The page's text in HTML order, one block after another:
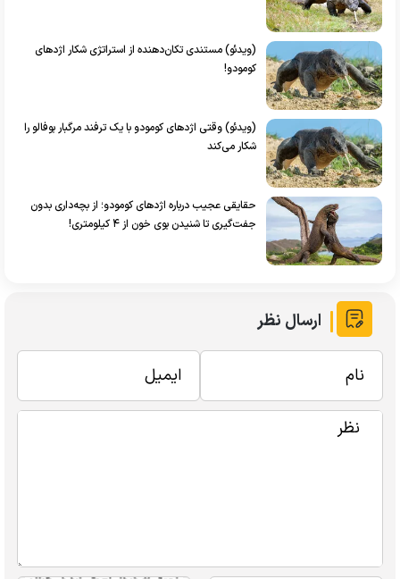
(ویدئو) مستندی تکان‌دهنده از استراتژی شکار اژد‌های
کومودو!
(ویدئو) وقتی اژد‌های کومودو با یک ترفند مرگبار بوفالو را
شکار می‌کند
حقایقی عجیب درباره اژد‌های کومودو؛ از بچه‌داری بدون
جفت‌گیری تا شنیدن بوی خون از ۴ کیلومتری!
ارسال نظر